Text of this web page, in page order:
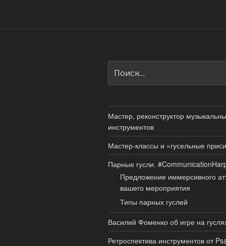
Мастер, реконструктор
инструментов
Мастер-классы и «гусельные
Парные гусли.
Предложение иммерсивного
вашего мероприятия
Типы парных гуслей
Василий Фоменко об игре на
Ретроспектива инструментов от